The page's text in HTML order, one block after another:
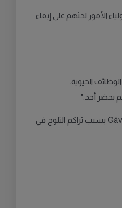
الأمور لحثهم على إبقاء
يحضر أحد."
في وGävle، تم تعليق خدمات حافلات المدارس والعديد من القطارات الإقليمية. ووفقًا لإدارة النقل السويدية (Trafikverket)، توقفت حركة القطارات بين Tierp وGävle بسبب تراكم الثلوج في